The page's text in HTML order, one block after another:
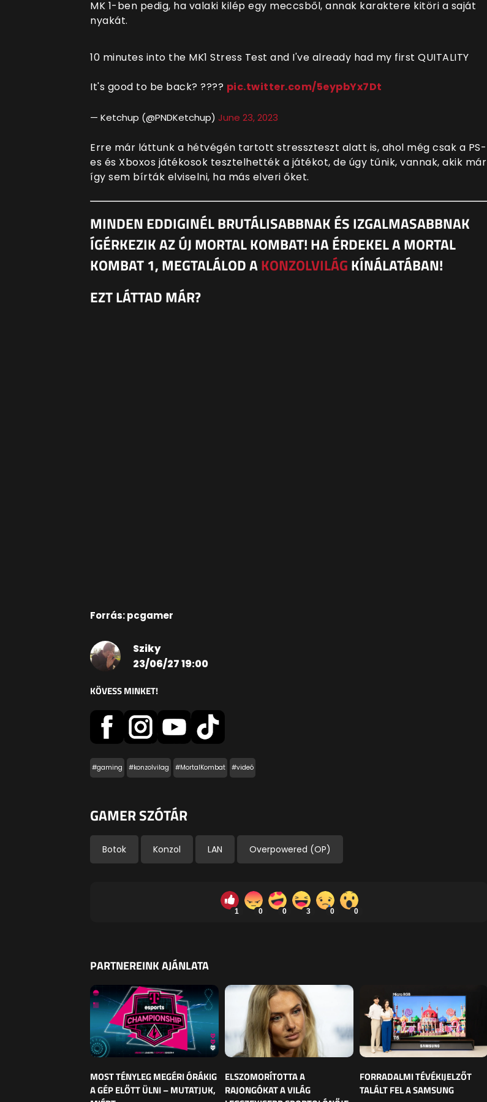
MK 1-ben pedig, ha valaki kilép egy meccsből, annak karaktere kitöri a saját
nyakát.
10 minutes into the MK1 Stress Test and I've already had my first QUITALITY
It's good to be back? ???? pic.twitter.com/5eypbYx7Dt
— Ketchup (@PNDKetchup) June 23, 2023
Erre már láttunk a hétvégén tartott stresszteszt alatt is, ahol még csak a PS-
es és Xboxos játékosok tesztelhették a játékot, de úgy tűnik, vannak, akik már
így sem bírták elviselni, ha más elveri őket.
MINDEN EDDIGINÉL BRUTÁLISABBNAK ÉS IZGALMASABBNAK
ÍGÉRKEZIK AZ ÚJ MORTAL KOMBAT! HA ÉRDEKEL A MORTAL
KOMBAT 1, MEGTALÁLOD AKONZOLVILÁG KÍNÁLATÁBAN!
EZT LÁTTAD MÁR?
Forrás: pcgamer
Sziky
23/06/27 19:00
KÖVESS MINKET!
#gaming #konzolvilag #MortalKombat #videó
GAMER SZÓTÁR
Botok Konzol LAN Overpowered (OP)
1 0 0 3 0 0
PARTNEREINK AJÁNLATA
MOST TÉNYLEG MEGÉRI ÓRÁKIG
A GÉP ELŐTT ÜLNI – MUTATJUK,
ELSZOMORÍTOTTA A
RAJONGÓKAT A VILÁG
FORRADALMI TÉVÉKIJELZŐT
TALÁLT FEL A SAMSUNG